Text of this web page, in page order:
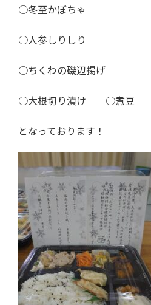
○冬至かぼちゃ
○人参しりしり
○ちくわの磯辺揚げ
○大根切り漬け ○煮豆
となっております！